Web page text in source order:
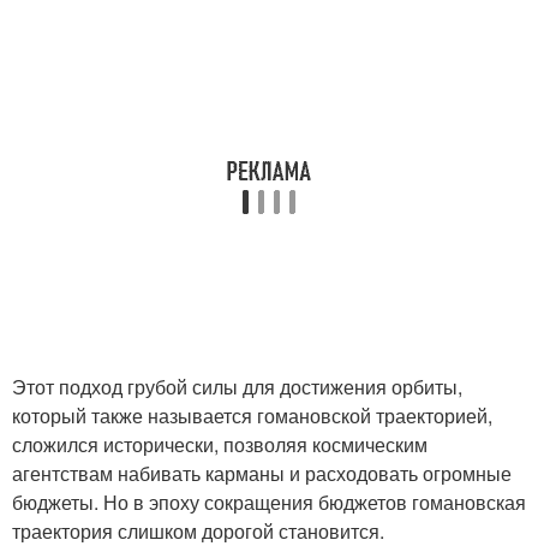
Этот подход грубой силы для достижения орбиты,
который также называется гомановской траекторией,
сложился исторически, позволяя космическим
агентствам набивать карманы и расходовать огромные
бюджеты. Но в эпоху сокращения бюджетов гомановская
траектория слишком дорогой становится.